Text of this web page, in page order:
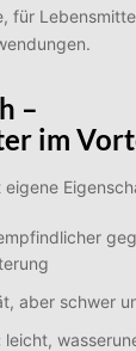
für
–
im
aber schwer
leicht,